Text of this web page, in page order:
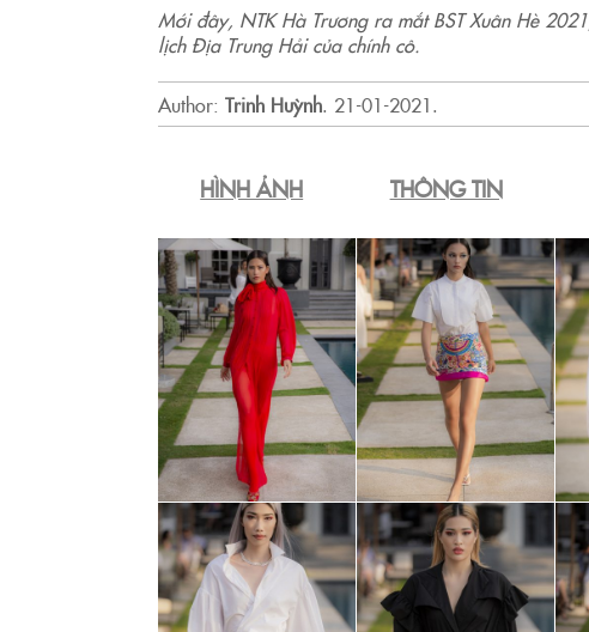
Mới đây, NTK Hà Trương ra mắt BST Xuân Hè
lịch Địa Trung Hải của chính cô.
Author: Trinh Huỳnh. 21-01-2021.
HÌNH ẢNH THÔNG TIN